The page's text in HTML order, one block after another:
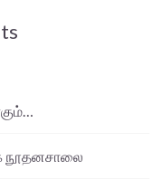
நூதனசாலை